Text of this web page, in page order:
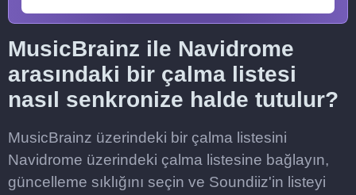
MusicBrainz ile Navidrome
arasındaki bir çalma listesi
nasıl senkronize halde tutulur?
MusicBrainz üzerindeki bir çalma listesini
Navidrome üzerindeki çalma listesine bağlayın,
güncelleme sıklığını seçin ve Soundiiz'in listeyi